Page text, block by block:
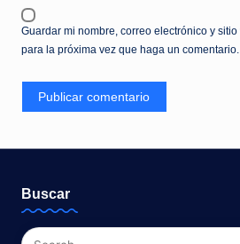
Guardar mi nombre, correo electrónico y
para la próxima vez que haga un comentario.
Buscar